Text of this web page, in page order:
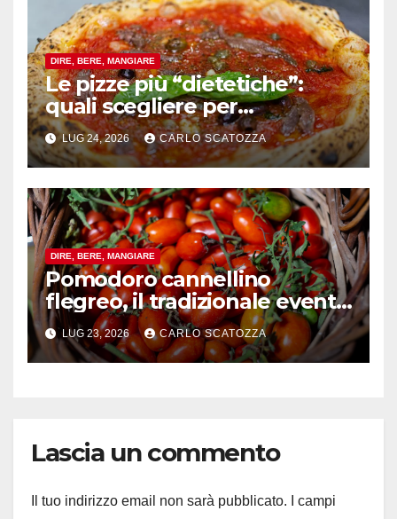
DIRE, BERE, MANGIARE
Le pizze più “dietetiche”:
quali scegliere per
contenere le calorie senza
rinunciare al gusto
LUG 24, 2026 CARLO SCATOZZA
DIRE, BERE, MANGIARE
Pomodoro cannellino
flegreo, il tradizionale evento
a Pozzuoli avvia i giorni del
raccolto
LUG 23, 2026 CARLO SCATOZZA
Lascia un commento
Il tuo indirizzo email non sarà pubblicato.
I campi